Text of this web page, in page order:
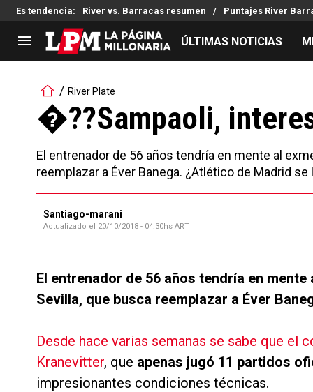
Es tendencia: River vs. Barracas resumen Puntajes River
LIGA PROFESIONAL
Noticias
Tabla de posiciones
Reserva
Copa Sudamericana
Copa Argentina
ÚLTIMAS NOTICIAS
River Plate
�??Sampaoli,
El entrenador de 56 años tendría en mente al
reemplazar a Éver Banega. ¿Atlético de Madrid se
Santiago-marani
Actualizado el 20/10/2018 - 04:30hs ART
El entrenador de 56 años tendría en
Sevilla, que busca reemplazar a Éver
Desde hace varias semanas se sabe que el
Kranevitter, que apenas jugó 11 partidos
impresionantes condiciones técnicas.